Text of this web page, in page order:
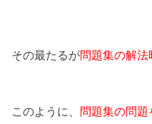
その最たるが問題集の解法
このように、 問題集の問